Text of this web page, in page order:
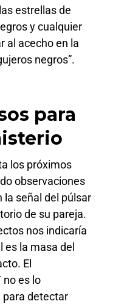
estrellas de
y cualquier
al acecho en la
negros”.
para
los próximos
observaciones
la señal del púlsar
de su pareja.
nos indicaría
la masa del
El
no es lo
detectar